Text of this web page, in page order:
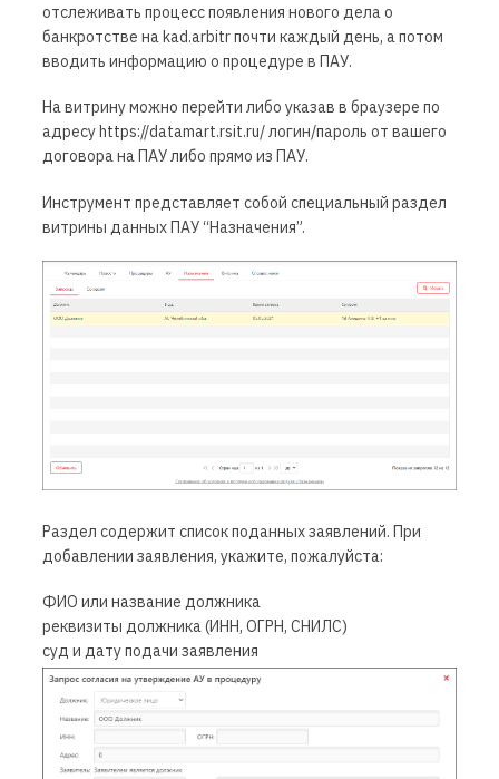
отслеживать процесс появления нового дела о
банкротстве на kad.arbitr почти каждый день, а потом
вводить информацию о процедуре в ПАУ.
На витрину можно перейти либо указав в браузере по
адресу https://datamart.rsit.ru/ логин/пароль от вашего
договора на ПАУ либо прямо из ПАУ.
Инструмент представляет собой специальный раздел
витрины данных ПАУ “Назначения”.
Раздел содержит список поданных заявлений. При
добавлении заявления, укажите, пожалуйста:
ФИО или название должника
реквизиты должника (ИНН, ОГРН, СНИЛС)
суд и дату подачи заявления